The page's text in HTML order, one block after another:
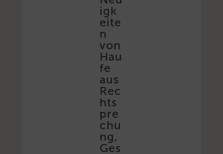
igk
eite
n
von
Hau
fe
aus
Rec
hts
pre
chu
ng,
Ges